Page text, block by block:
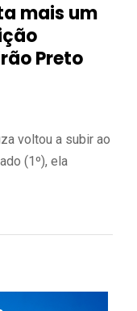
mais um
Preto
voltou a subir ao
(1º), ela